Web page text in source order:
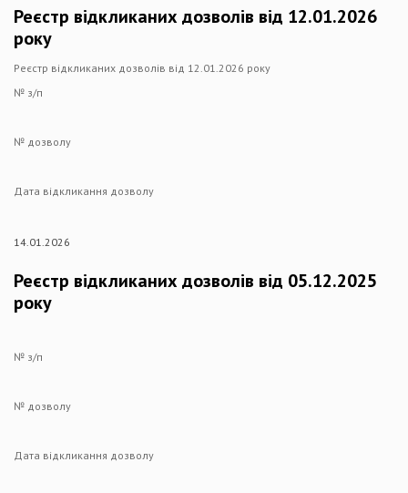
Реєстр відкликаних дозволів від 12.01.2026
року
Реєстр відкликаних дозволів від 12.01.2026 року
№ з/п
№ дозволу
Дата відкликання дозволу
14.01.2026
Реєстр відкликаних дозволів від 05.12.2025
року
№ з/п
№ дозволу
Дата відкликання дозволу